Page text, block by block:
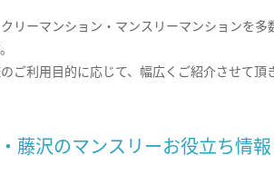
リーマンション・マンスリーマンションを多
ご利用目的に応じて、幅広くご紹介させて頂
藤沢のマンスリーお役立ち情報